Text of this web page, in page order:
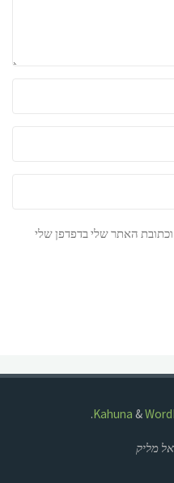
האתר שלי בדפדפן שלי
&
.